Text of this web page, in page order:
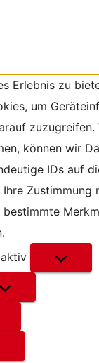
Erlebnis zu
um
zuzugreifen.
können wir
IDs auf
Ihre